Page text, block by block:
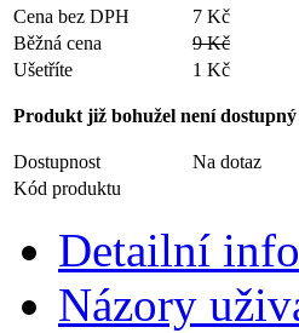
Cena bez DPH
7 Kč
Běžná cena
9 Kč
Ušetříte
1 Kč
Produkt již bohužel není dostupný
Dostupnost
Na dotaz
Kód produktu
Detailní
Názory